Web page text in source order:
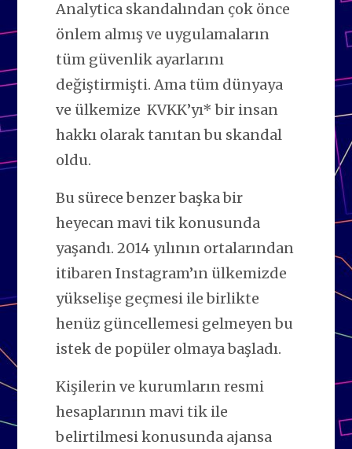
Analytica skandalından çok önce
önlem almış ve uygulamaların
tüm güvenlik ayarlarını
değiştirmişti. Ama tüm dünyaya
ve ülkemize KVKK’yı* bir insan
hakkı olarak tanıtan bu skandal
oldu.
Bu sürece benzer başka bir
heyecan mavi tik konusunda
yaşandı. 2014 yılının ortalarından
itibaren Instagram’ın ülkemizde
yükselişe geçmesi ile birlikte
henüz güncellemesi gelmeyen bu
istek de popüler olmaya başladı.
Kişilerin ve kurumların resmi
hesaplarının mavi tik ile
belirtilmesi konusunda ajansa